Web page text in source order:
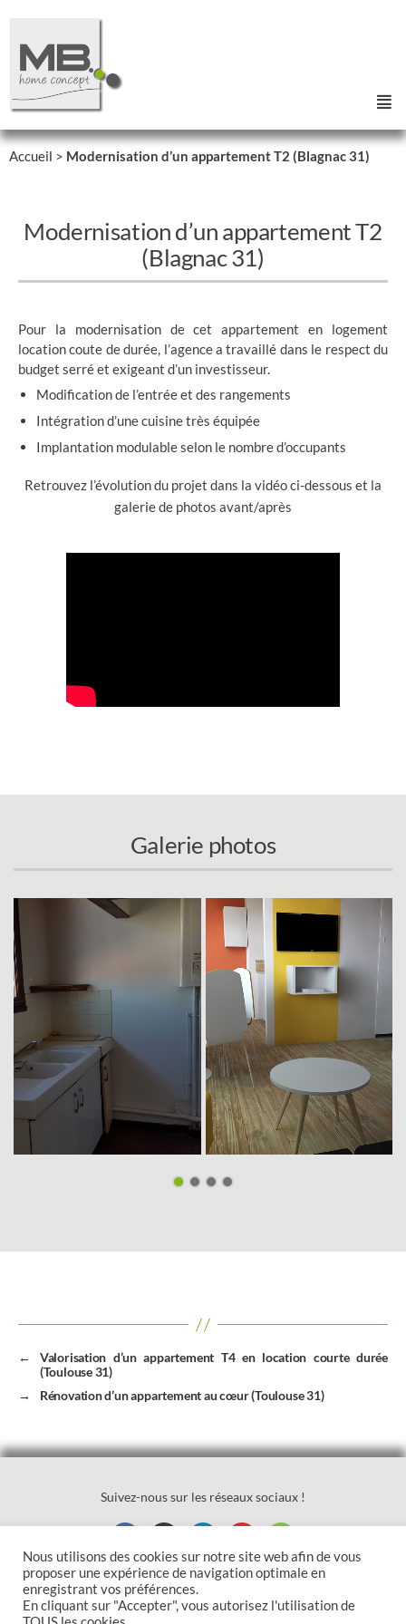
Accueil > Modernisation d’un appartement T2 (Blagnac 31)
Modernisation d’un appartement T2
(Blagnac 31)
Pour la modernisation de cet appartement en logement
location coute de durée, l’agence a travaillé dans le respect du
budget serré et exigeant d’un investisseur.
Modification de l’entrée et des rangements
Intégration d’une cuisine très équipée
Implantation modulable selon le nombre d’occupants
Retrouvez l’évolution du projet dans la vidéo ci-dessous et la
galerie de photos avant/après
Galerie photos
←
Valorisation d’un appartement T4 en location courte durée
(Toulouse 31)
→
Rénovation d’un appartement au cœur (Toulouse 31)
Nous utilisons des cookies sur notre site web afin de vous
proposer une expérience de navigation optimale en
enregistrant vos préférences.
En cliquant sur "Accepter", vous autorisez l'utilisation de
Suivez-nous sur les réseaux sociaux !
© 2021 |MB Home Concept| MB Home Immo|Mentions légales